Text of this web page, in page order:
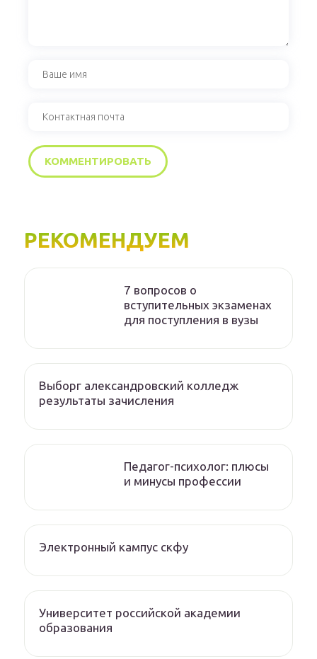
РЕКОМЕНДУЕМ
7 вопросов о
вступительных экзаменах
для поступления в вузы
Выборг александровский колледж
результаты зачисления
Педагог-психолог: плюсы
и минусы профессии
Электронный кампус скфу
Университет российской академии
образования